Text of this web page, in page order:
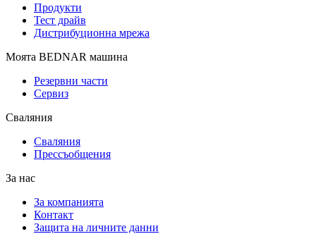
Продукти
Тест драйв
Дистрибуционна мрежа
Моята BEDNAR машина
Резервни части
Сервиз
Сваляния
Сваляния
Прессъобщения
За нас
За компанията
Контакт
Защита на личните данни